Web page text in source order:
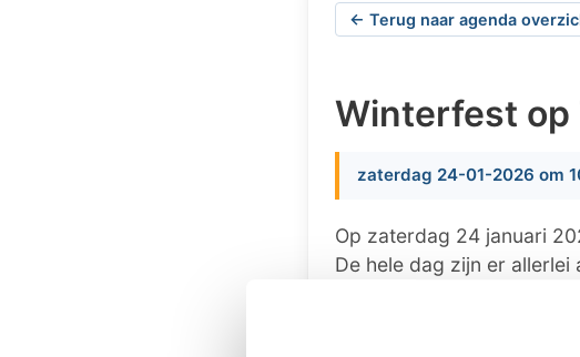
← Terug naar agenda
Winterfest op
zaterdag 24-01-2026 om
Op zaterdag 24 januari
De hele dag zijn er
In en rondom de schuur